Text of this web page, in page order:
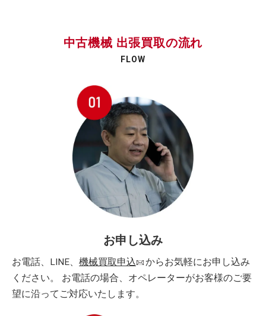
中古機械 出張買取の流れ
FLOW
お申し込み
お電話、LINE、 機械買取申込
からお気軽にお申し込み
ください。 お電話の場合、オペレーターがお客様のご要
望に沿ってご対応いたします。